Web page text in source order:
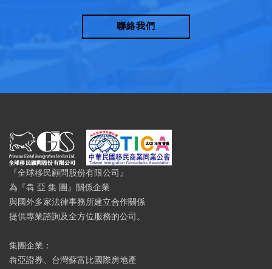
聯絡我們
『全球移民顧問股份有限公司』
為『犇 亞 集 團』關係企業
與國外多家法律事務所建立合作關係
提供專業諮詢及全方位服務的公司。
集團企業：
犇亞證券、台灣蘇富比國際房地產